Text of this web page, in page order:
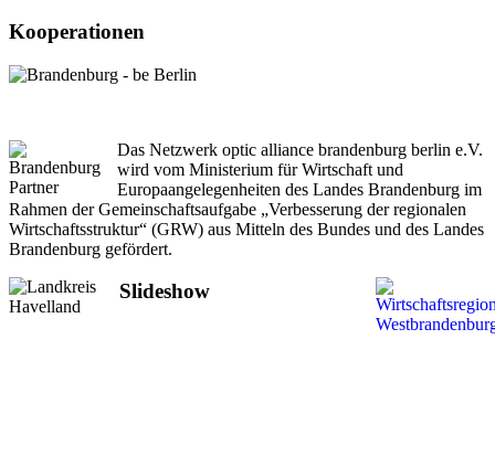
Kooperationen
Das Netzwerk optic alliance brandenburg berlin e.V.
wird vom Ministerium für Wirtschaft und
Europaangelegenheiten des Landes Brandenburg im
Rahmen der Gemeinschaftsaufgabe „Verbesserung der regionalen
Wirtschaftsstruktur“ (GRW) aus Mitteln des Bundes und des Landes
Brandenburg gefördert.
Slideshow